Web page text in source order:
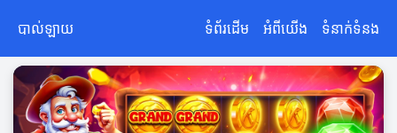
បាល់ឡាយ ទំព័រដើម អំពីយើង ទំនាក់ទំនង